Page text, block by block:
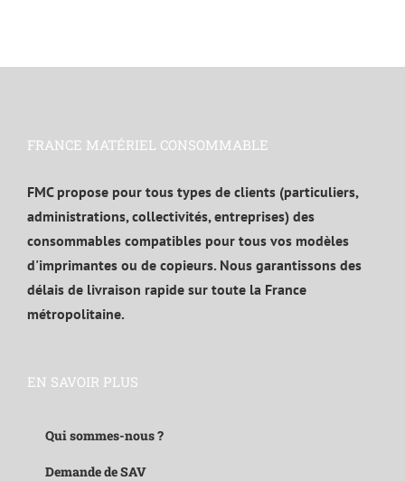
FRANCE MATÉRIEL CONSOMMABLE
FMC propose pour tous types de clients (particuliers,
administrations, collectivités, entreprises) des
consommables compatibles pour tous vos modèles
d'imprimantes ou de copieurs. Nous garantissons des
délais de livraison rapide sur toute la France
métropolitaine.
EN SAVOIR PLUS
Qui sommes-nous ?
Demande de SAV